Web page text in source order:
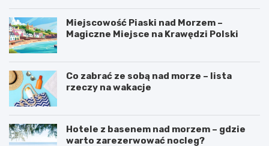
Miejscowość Piaski nad Morzem –
Magiczne Miejsce na Krawędzi Polski
Co zabrać ze sobą nad morze – lista
rzeczy na wakacje
Hotele z basenem nad morzem – gdzie
warto zarezerwować nocleg?